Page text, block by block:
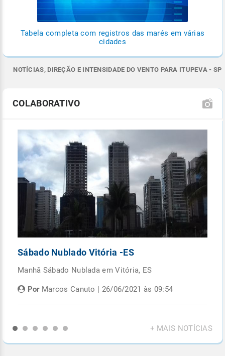
Tabela completa com registros das marés em várias
cidades
NOTÍCIAS, DIREÇÃO E INTENSIDADE DO VENTO PARA ITUPEVA - SP
COLABORATIVO
Sábado Nublado Vitória -ES
Manhã Sábado Nublada em Vitória, ES
PorMarcos Canuto | 26/06/2021 às 09:54
+ MAIS NOTÍCIAS